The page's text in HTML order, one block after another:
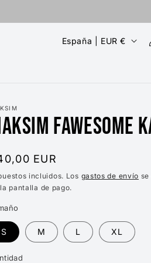
r
g
i
n
España | EUR €
FAWESOME
EUR
incluidos. Los gastos de envío
pantalla de pago.
S M L XL